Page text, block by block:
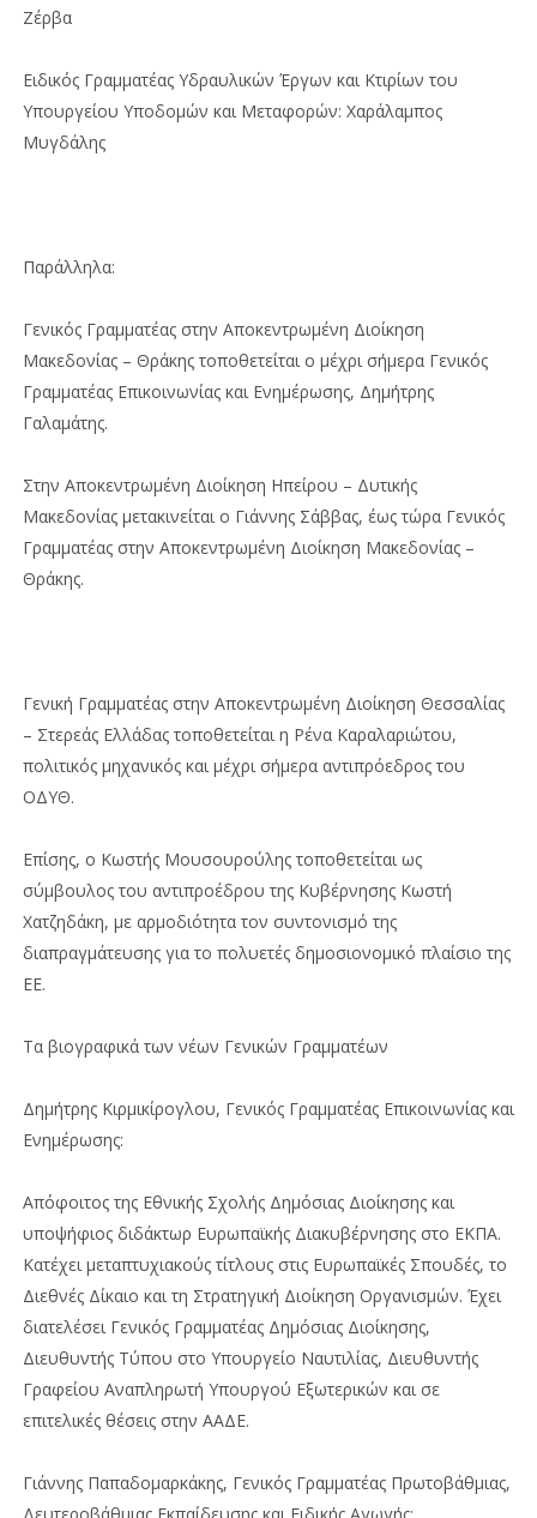
Ζέρβα
Ειδικός Γραμματέας Υδραυλικών Έργων και Κτιρίων του
Υπουργείου Υποδομών και Μεταφορών: Χαράλαμπος
Μυγδάλης
Παράλληλα:
Γενικός Γραμματέας στην Αποκεντρωμένη Διοίκηση
Μακεδονίας – Θράκης τοποθετείται ο μέχρι σήμερα Γενικός
Γραμματέας Επικοινωνίας και Ενημέρωσης, Δημήτρης
Γαλαμάτης.
Στην Αποκεντρωμένη Διοίκηση Ηπείρου – Δυτικής
Μακεδονίας μετακινείται ο Γιάννης Σάββας, έως τώρα Γενικός
Γραμματέας στην Αποκεντρωμένη Διοίκηση Μακεδονίας –
Θράκης.
Γενική Γραμματέας στην Αποκεντρωμένη Διοίκηση Θεσσαλίας
– Στερεάς Ελλάδας τοποθετείται η Ρένα Καραλαριώτου,
πολιτικός μηχανικός και μέχρι σήμερα αντιπρόεδρος του
ΟΔΥΘ.
Επίσης, ο Κωστής Μουσουρούλης τοποθετείται ως
σύμβουλος του αντιπροέδρου της Κυβέρνησης Κωστή
Χατζηδάκη, με αρμοδιότητα τον συντονισμό της
διαπραγμάτευσης για το πολυετές δημοσιονομικό πλαίσιο της
ΕΕ.
Τα βιογραφικά των νέων Γενικών Γραμματέων
Δημήτρης Κιρμικίρογλου, Γενικός Γραμματέας Επικοινωνίας και
Ενημέρωσης:
Απόφοιτος της Εθνικής Σχολής Δημόσιας Διοίκησης και
υποψήφιος διδάκτωρ Ευρωπαϊκής Διακυβέρνησης στο ΕΚΠΑ.
Κατέχει μεταπτυχιακούς τίτλους στις Ευρωπαϊκές Σπουδές, το
Διεθνές Δίκαιο και τη Στρατηγική Διοίκηση Οργανισμών. Έχει
διατελέσει Γενικός Γραμματέας Δημόσιας Διοίκησης,
Διευθυντής Τύπου στο Υπουργείο Ναυτιλίας, Διευθυντής
Γραφείου Αναπληρωτή Υπουργού Εξωτερικών και σε
επιτελικές θέσεις στην ΑΑΔΕ.
Γιάννης Παπαδομαρκάκης, Γενικός Γραμματέας Πρωτοβάθμιας,
Δευτεροβάθμιας Εκπαίδευσης και Ειδικής Αγωγής: